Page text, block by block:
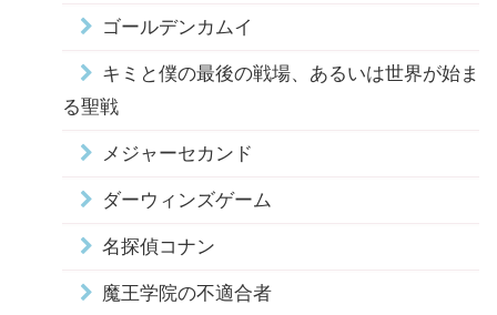
ゴールデンカムイ
キミと僕の最後の戦場、あるいは世界が始ま
る聖戦
メジャーセカンド
ダーウィンズゲーム
名探偵コナン
魔王学院の不適合者